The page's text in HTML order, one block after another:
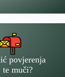
povjerenja
te muči?